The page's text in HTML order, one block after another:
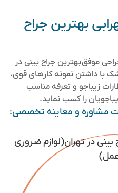
بهترین جراح
بیش از ۲۰ هزار جراحی موفق بهترین جراح بینی در
با داشتن نمونه کارهای قوی،
زیباجو و تعرفه مناسب
را کسب نماید.
مشاوره و معاینه تخصصی: